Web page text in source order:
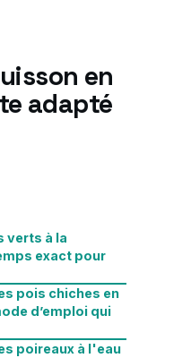
en
adapté
verts à la
exact pour
pois chiches en
d’emploi qui
poireaux à l'eau